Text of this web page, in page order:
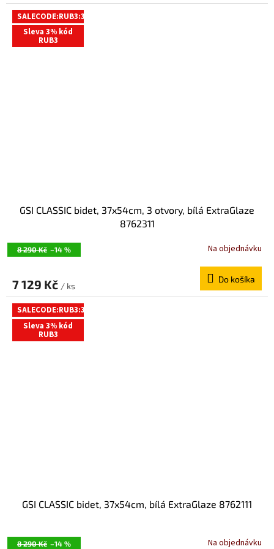
M
O
SALECODE:RUB3:3:%
Sleva 3% kód
RUB3
8 290 Kč –14 %
GSI CLASSIC bidet, 37x54cm, 3 otvory, bílá ExtraGlaze
8762311
Na objednávku
7 129 Kč / ks
Do košíka
SALECODE:RUB3:3:%
Sleva 3% kód
RUB3
8 290 Kč –14 %
GSI CLASSIC bidet, 37x54cm, bílá ExtraGlaze 8762111
Na objednávku